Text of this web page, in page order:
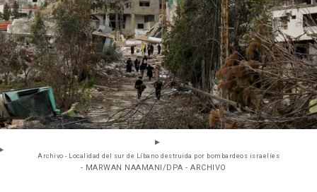
Archivo - Localidad del sur de Líbano destruida por bombardeos israelíes
- MARWAN NAAMANI/DPA - ARCHIVO